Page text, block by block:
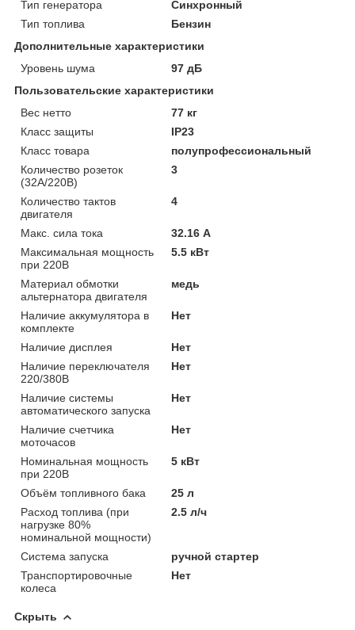
Тип генератора
Синхронный
Тип топлива
Бензин
Дополнительные характеристики
Уровень шума
97 дБ
Пользовательские характеристики
Вес нетто
77 кг
Класс защиты
IP23
Класс товара
полупрофессиональный
Количество розеток
(32А/220В)
3
Количество тактов
двигателя
4
Макс. сила тока
32.16 А
Максимальная мощность
при 220В
5.5 кВт
Материал обмотки
альтернатора двигателя
медь
Наличие аккумулятора в
комплекте
Нет
Наличие дисплея
Нет
Наличие переключателя
220/380В
Нет
Наличие системы
автоматического запуска
Нет
Наличие счетчика
моточасов
Нет
Номинальная мощность
при 220В
5 кВт
Объём топливного бака
25 л
Расход топлива (при
нагрузке 80%
номинальной мощности)
2.5 л/ч
Система запуска
ручной стартер
Транспортировочные
колеса
Нет
Скрыть